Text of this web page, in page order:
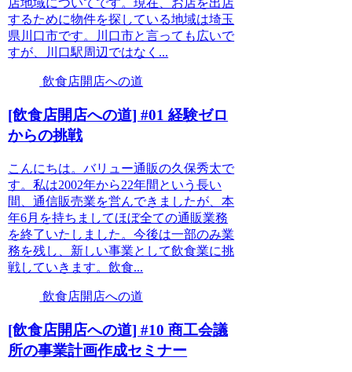
店地域についてです。現在、お店を出店
するために物件を探している地域は埼玉
県川口市です。川口市と言っても広いで
すが、川口駅周辺ではなく...
飲食店開店への道
[飲食店開店への道] #01 経験ゼロ
からの挑戦
こんにちは。バリュー通販の久保秀太で
す。私は2002年から22年間という長い
間、通信販売業を営んできましたが、本
年6月を持ちましてほぼ全ての通販業務
を終了いたしました。今後は一部のみ業
務を残し、新しい事業として飲食業に挑
戦していきます。飲食...
飲食店開店への道
[飲食店開店への道] #10 商工会議
所の事業計画作成セミナー